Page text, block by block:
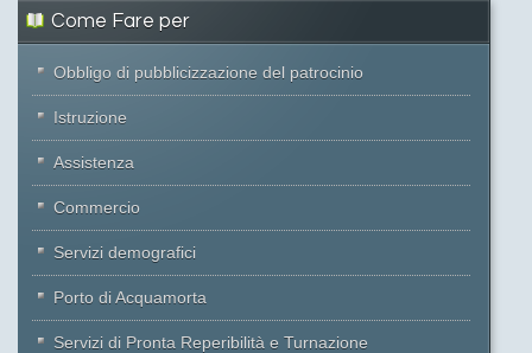
Come Fare per
Obbligo di pubblicizzazione del patrocinio
Istruzione
Assistenza
Commercio
Servizi demografici
Porto di Acquamorta
Servizi di Pronta Reperibilità e Turnazione